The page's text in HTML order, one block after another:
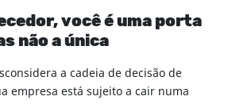
você é uma porta
não a única
a cadeia de decisão de
empresa está sujeito a cair numa